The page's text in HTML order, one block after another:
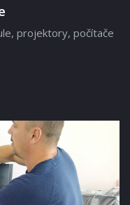
projektory, počítače